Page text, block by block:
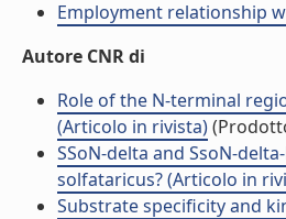
Employment relationship
Autore CNR di
Role of the N-terminal
(Articolo in rivista)
SSoN-delta and SsoN-
solfataricus? (Articolo in
Substrate specificity and